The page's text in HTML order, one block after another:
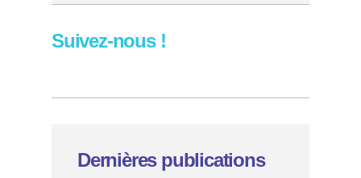
Suivez-nous !
Dernières publications